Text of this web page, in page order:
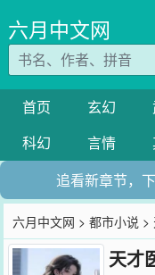
六月中文网
首页 玄幻
科幻
言情
追看新章节，
六月中文网 >都市小说 >
天才